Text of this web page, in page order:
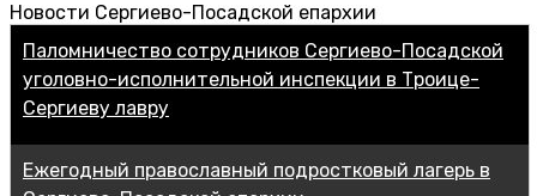
Новости Сергиево-Посадской епархии
Паломничество сотрудников Сергиево-Посадской
уголовно-исполнительной инспекции в Троице-
Сергиеву лавру
Ежегодный православный подростковый лагерь в